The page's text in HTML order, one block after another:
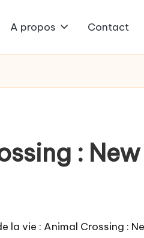
A propos Contact
: